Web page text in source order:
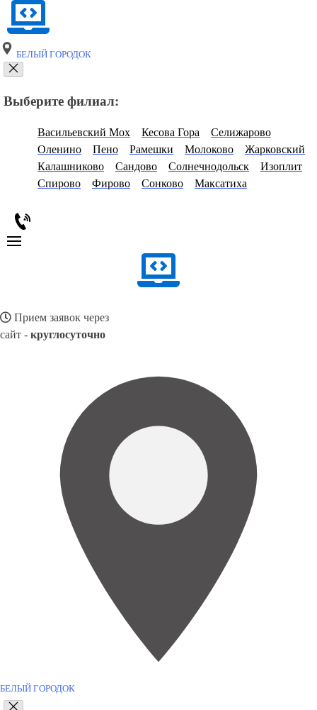
БЕЛЫЙ ГОРОДОК
Выберите филиал:
Васильевский Мох Кесова Гора
Селижарово
Оленино
Пено Рамешки Молоково
Жарковский
Калашниково
Сандово Солнечнодольск
Изоплит
Спирово
Фирово Сонково Максатиха
Прием заявок через
сайт - круглосуточно
БЕЛЫЙ ГОРОДОК